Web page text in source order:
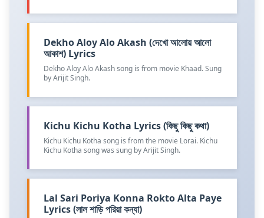
Dekho Aloy Alo Akash (দেখো আলোয় আলো
আকাশ) Lyrics
Dekho Aloy Alo Akash song is from movie Khaad. Sung
by Arijit Singh.
Kichu Kichu Kotha Lyrics (কিছু কিছু কথা)
Kichu Kichu Kotha song is from the movie Lorai. Kichu
Kichu Kotha song was sung by Arijit Singh.
Lal Sari Poriya Konna Rokto Alta Paye
Lyrics (লাল শাড়ি পরিয়া কন্যা)